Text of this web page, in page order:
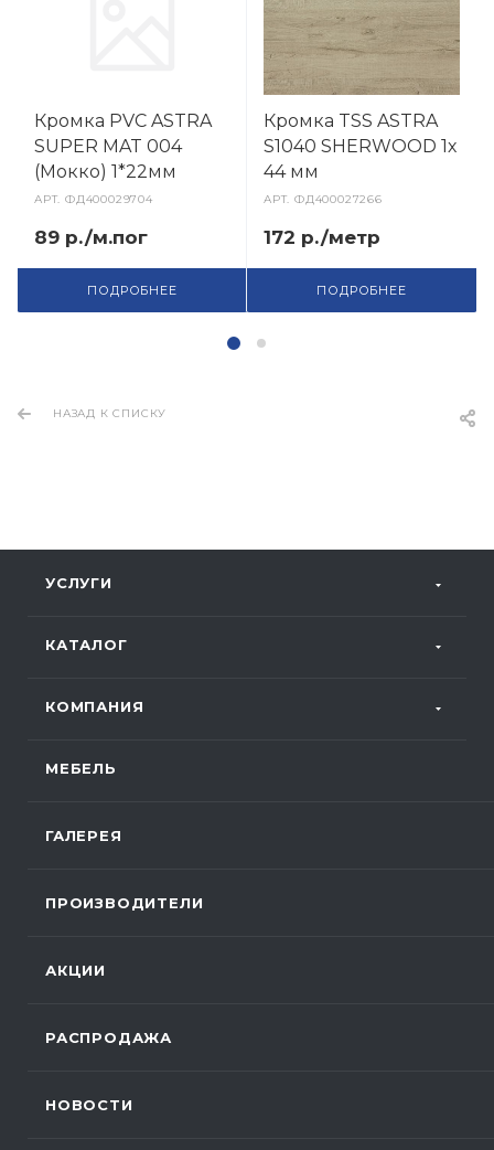
Кромка PVC ASTRA
SUPER MAT 004
(Мокко) 1*22мм
АРТ.ФД400029704
89 р./м.пог
ПОДРОБНЕЕ
Кромка TSS ASTRA
S1040 SHERWOOD 1х
44 мм
АРТ.ФД400027266
172 р./метр
ПОДРОБНЕЕ
НАЗАД К СПИСКУ
УСЛУГИ
КАТАЛОГ
КОМПАНИЯ
МЕБЕЛЬ
ГАЛЕРЕЯ
ПРОИЗВОДИТЕЛИ
АКЦИИ
РАСПРОДАЖА
НОВОСТИ